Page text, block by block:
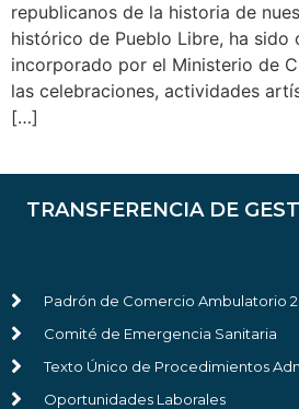
republicanos de la historia de
histórico de Pueblo Libre, ha sido
incorporado por el Ministerio de
las celebraciones, actividades
[…]
TRANSFERENCIA DE
Padrón de Comercio Ambulatorio
Comité de Emergencia Sanitaria
Texto Único de Procedimientos
Oportunidades Laborales